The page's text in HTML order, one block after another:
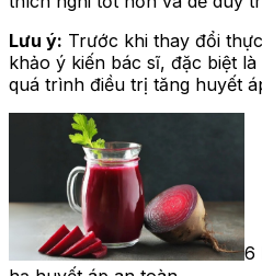
Lưu ý: Trước khi thay đổi
khảo ý kiến bác sĩ, đặc biệt
quá trình điều trị tăng huyết
6